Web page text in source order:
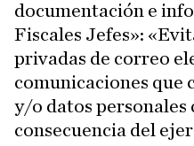
documentación e
Fiscales Jefes»:
privadas de correo
comunicaciones que
y/o datos personales
consecuencia del